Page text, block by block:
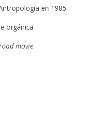
en 1985
orgánica
movie